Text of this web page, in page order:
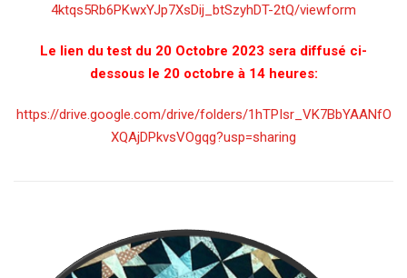
4ktqs5Rb6PKwxYJp7XsDij_btSzyhDT-2tQ/viewform
Le lien du test du 20 Octobre 2023 sera diffusé ci-
dessous le 20 octobre à 14 heures:
https://drive.google.com/drive/folders/1hTPIsr_VK7BbYAANfO
XQAjDPkvsVOgqg?usp=sharing